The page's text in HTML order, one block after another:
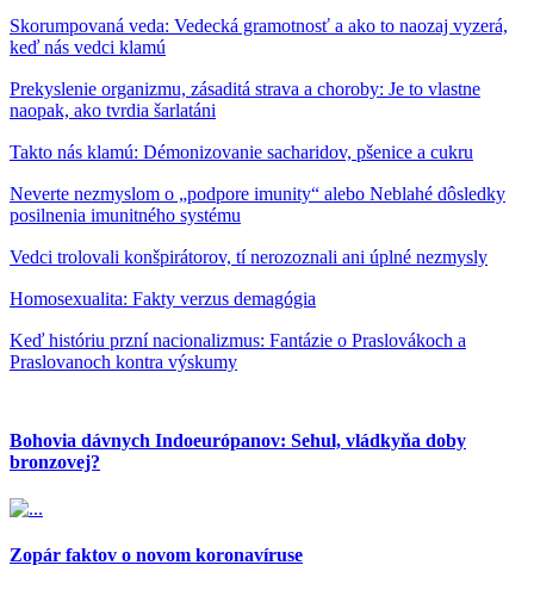
Skorumpovaná veda: Vedecká gramotnosť a ako to naozaj vyzerá,
keď nás vedci klamú
Prekyslenie organizmu, zásaditá strava a choroby: Je to vlastne
naopak, ako tvrdia šarlatáni
Takto nás klamú: Démonizovanie sacharidov, pšenice a cukru
Neverte nezmyslom o „podpore imunity“ alebo Neblahé dôsledky
posilnenia imunitného systému
Vedci trolovali konšpirátorov, tí nerozoznali ani úplné nezmysly
Homosexualita: Fakty verzus demagógia
Keď históriu przní nacionalizmus: Fantázie o Praslovákoch a
Praslovanoch kontra výskumy
Bohovia dávnych Indoeurópanov: Sehul, vládkyňa doby
bronzovej?
Zopár faktov o novom koronavíruse